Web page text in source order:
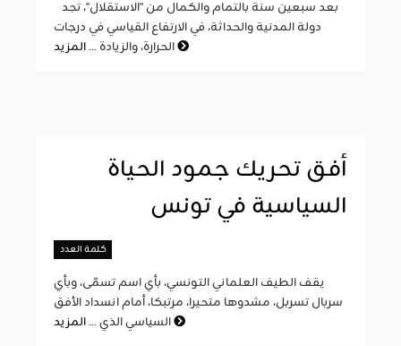
دولة المدنية والحداثة، في الارتفاع القياسي في درجات
الحرارة، والزيادة ...
أفق تحريك جمود الحياة
السياسية في تونس
كلمة العدد
يقف الطيف العلماني التونسي، بأي اسم تسمّى، وبأي
سربال تسربل، مشدوها متحيرا، مرتبكا، أمام انسداد الأفق
السياسي الذي ...